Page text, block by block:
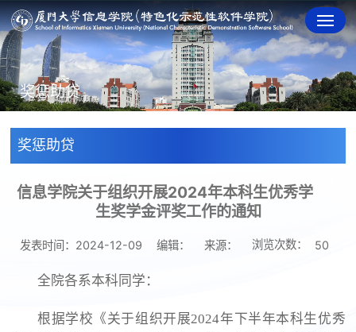
奖惩助贷
奖惩助贷
信息学院关于组织开展2024年本科生优秀学
生奖学金评奖工作的通知
发表时间：2024-12-09 编辑： 来源： 浏览次数： 50
全院各系本科同学：
根据学校《关于组织开展2024年下半年本科生优秀